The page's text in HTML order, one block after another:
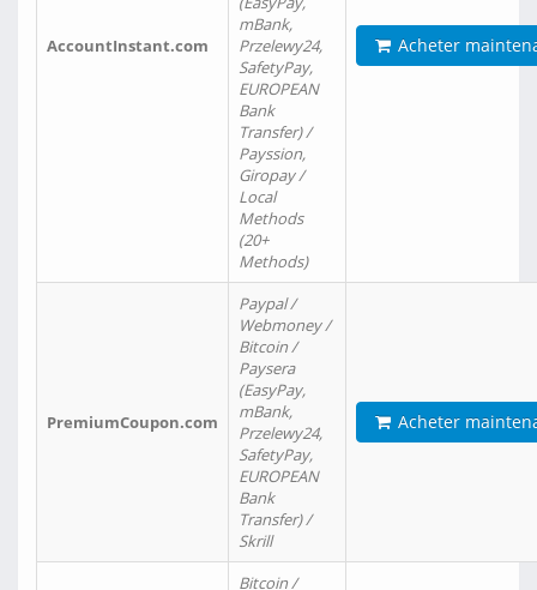
AccountInstant.com
mBank,
Przelewy24,
SafetyPay,
EUROPEAN
Bank
Transfer) /
Payssion,
Giropay /
Local
Methods
(20+
Methods)
Acheter
PremiumCoupon.com
Paypal /
Webmoney /
Bitcoin /
Paysera
(EasyPay,
mBank,
Przelewy24,
SafetyPay,
EUROPEAN
Bank
Transfer) /
Skrill
Acheter
Bitcoin /